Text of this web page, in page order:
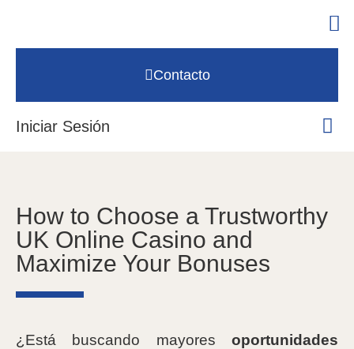
Contacto
Iniciar Sesión
How to Choose a Trustworthy
UK Online Casino and
Maximize Your Bonuses
¿Está buscando mayores oportunidades